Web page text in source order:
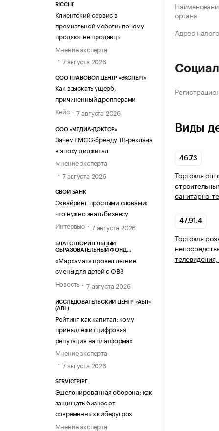
RICCHE
Клиентский сервис в
премиальной мебели: почему
продают не продавцы
Мнение эксперта
7 августа 2026
ООО ПРАВОВОЙ ЦЕНТР «ЭКСПЕРТ»
Как взыскать ущерб,
причиненный дропперами
Кейс
7 августа 2026
ООО «МЕДИА-ДОКТОР»
Зачем FMCG-бренду ТВ-реклама
в эпоху диджитал
Мнение эксперта
7 августа 2026
СВОЙ БАНК
Эквайринг простыми словами:
что нужно знать бизнесу
Интервью
7 августа 2026
БЛАГОТВОРИТЕЛЬНЫЙ
ОБРАЗОВАТЕЛЬНЫЙ ФОНД
«Мархамат» провел летние
смены для детей с ОВЗ
Новость
7 августа 2026
ИССЛЕДОВАТЕЛЬСКИЙ ЦЕНТР «АБП»
(ABL)
Рейтинг как капитал: кому
принадлежит цифровая
репутация на платформах
Мнение эксперта
7 августа 2026
SERVICEPIPE
Эшелонированная оборона: как
защищать бизнес от
современных киберугроз
Мнение эксперта
органа
Адрес
Виды
46.73
Торговля
санитарно-
47.91.4
Торговля